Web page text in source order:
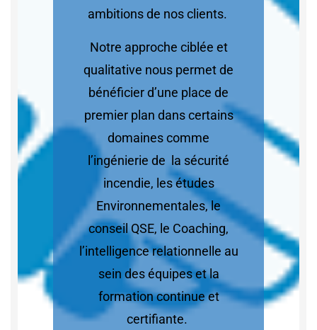
ambitions de nos clients.
Notre approche ciblée et
qualitative nous permet de
bénéficier d’une place de
premier plan dans certains
domaines comme
l’ingénierie de la sécurité
incendie, les études
Environnementales, le
conseil QSE, le Coaching,
l’intelligence relationnelle au
sein des équipes et la
formation continue et
certifiante.